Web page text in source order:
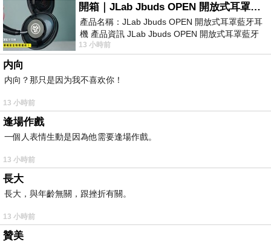
開箱｜JLab Jbuds OPEN 開放式耳罩藍牙耳機 - 設計美學，輕巧、透氣、環境音全物理達成！
產品名稱：JLab Jbuds OPEN 開放式耳罩藍牙耳
機 產品資訊 JLab Jbuds OPEN 開放式耳罩藍牙
耳機評語：非常有特色，值得喜愛美型工
13 小時前
内向
内向？那只是因为我不喜欢你！
13 小時前
逢場作戲
一個人表情生動是因為他需要逢場作戲。
13 小時前
長大
長大，與年齡無關，跟挫折有關。
13 小時前
贊美